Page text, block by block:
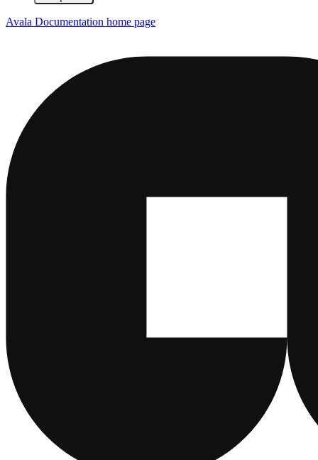
Avala Documentation home page